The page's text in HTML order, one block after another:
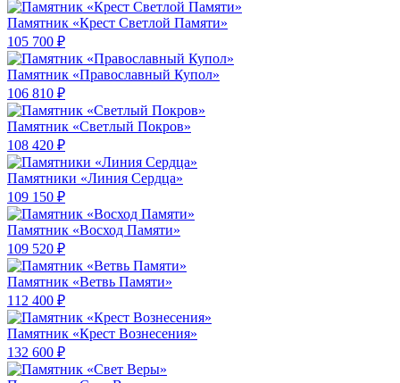
Памятник «Крест Светлой Памяти»
105 700 ₽
Памятник «Православный Купол»
106 810 ₽
Памятник «Светлый Покров»
108 420 ₽
Памятники «Линия Сердца»
109 150 ₽
Памятник «Восход Памяти»
109 520 ₽
Памятник «Ветвь Памяти»
112 400 ₽
Памятник «Крест Вознесения»
132 600 ₽